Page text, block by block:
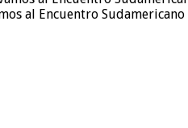
al Encuentro